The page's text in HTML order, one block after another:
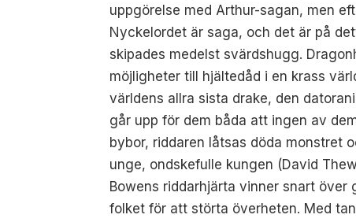
uppgörelse med Arthur-sagan, men
Nyckelordet är saga, och det är på
skipades medelst svärdshugg.
möjligheter till hjältedåd i en krass
världens allra sista drake, den
går upp för dem båda att ingen av
bybor, riddaren låtsas döda monstret
unge, ondskefulle kungen (David
Bowens riddarhjärta vinner snart
folket för att störta överheten. Med